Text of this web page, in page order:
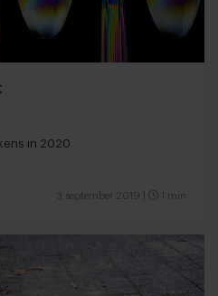
in 2020
3 september 2019 1 min